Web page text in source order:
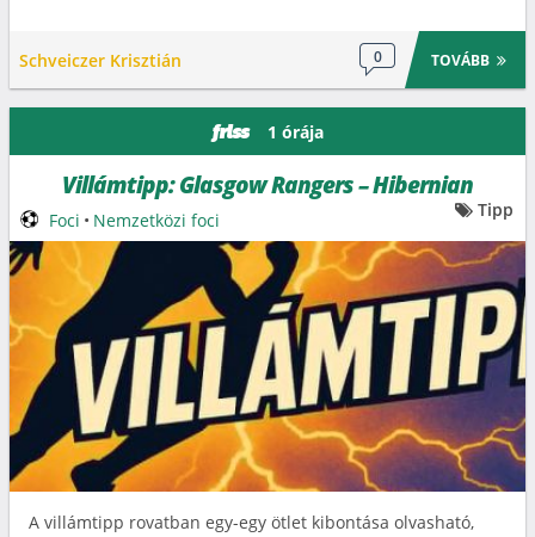
Schveiczer Krisztián 0 TOVÁBB
friss 1 órája
Villámtipp: Glasgow Rangers – Hibernian
A villámtipp rovatban egy-egy ötlet kibontása olvasható,
Foci • Nemzetközi foci Tipp